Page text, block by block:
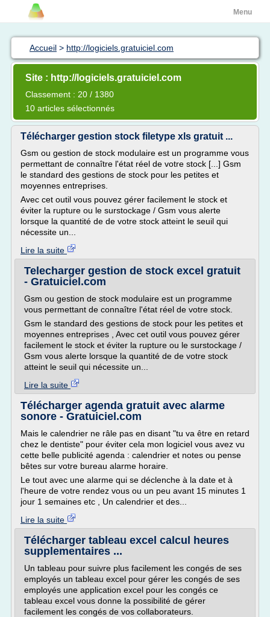
Menu
Accueil > http://logiciels.gratuiciel.com
Site : http://logiciels.gratuiciel.com
Classement : 20 / 1380
10 articles sélectionnés
Télécharger gestion stock filetype xls gratuit ...
Gsm ou gestion de stock modulaire est un programme vous
permettant de connaître l'état réel de votre stock [...] Gsm
le standard des gestions de stock pour les petites et
moyennes entreprises.
Avec cet outil vous pouvez gérer facilement le stock et
éviter la rupture ou le surstockage / Gsm vous alerte
lorsque la quantité de de votre stock atteint le seuil qui
nécessite un...
Lire la suite
Telecharger gestion de stock excel gratuit
- Gratuiciel.com
Gsm ou gestion de stock modulaire est un programme
vous permettant de connaître l'état réel de votre stock.
Gsm le standard des gestions de stock pour les petites et
moyennes entreprises , Avec cet outil vous pouvez gérer
facilement le stock et éviter la rupture ou le surstockage /
Gsm vous alerte lorsque la quantité de de votre stock
atteint le seuil qui nécessite un...
Lire la suite
Télécharger agenda gratuit avec alarme
sonore - Gratuiciel.com
Mais le calendrier ne râle pas en disant "tu va être en retard
chez le dentiste" pour éviter cela mon logiciel vous avez vu
cette belle publicité agenda : calendrier et notes ou pense
bêtes sur votre bureau alarme horaire.
Le tout avec une alarme qui se déclenche à la date et à
l'heure de votre rendez vous ou un peu avant 15 minutes 1
jour 1 semaines etc , Un calendrier et des...
Lire la suite
Télécharger tableau excel calcul heures
supplementaires ...
Un tableau pour suivre plus facilement les congés de ses
employés un tableau excel pour gérer les congés de ses
employés une application excel pour les congés ce
tableau excel vous donne la possibilité de gérer
facilement les congés de vos collaborateurs.